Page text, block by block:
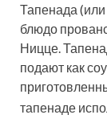
Тапенада (или
блюдо
Ницце.
подают как
тапенаде